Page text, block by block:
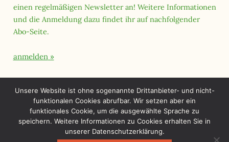
einen regelmäßigen Newsletter an! Weitere Informationen
und die Anmeldung dazu findet ihr auf nachfolgender
Abo-Seite.
anmelden
Unsere Website ist ohne sogenannte Drittanbieter- und nicht-
funktionalen Cookies abrufbar. Wir setzen aber ein
funktionales Cookie, um die ausgewählte Sprache zu
speichern. Weitere Informationen zu Cookies erhalten Sie in
unserer Datenschutzerklärung.